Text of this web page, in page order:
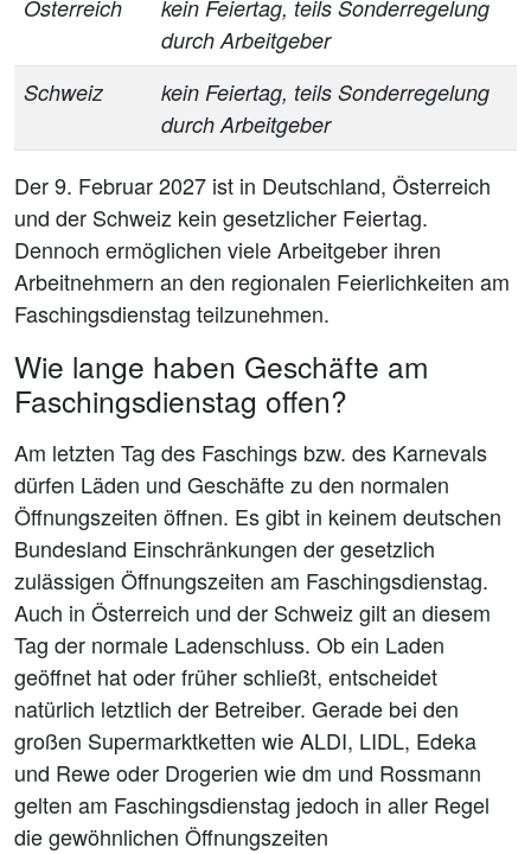
Österreich
kein Feiertag, teils Sonderregelung
durch Arbeitgeber
Schweiz
kein Feiertag, teils Sonderregelung
durch Arbeitgeber
Der 9. Februar 2027 ist in Deutschland, Österreich
und der Schweiz kein gesetzlicher Feiertag.
Dennoch ermöglichen viele Arbeitgeber ihren
Arbeitnehmern an den regionalen Feierlichkeiten am
Faschingsdienstag teilzunehmen.
Wie lange haben Geschäfte am
Faschingsdienstag offen?
Am letzten Tag des Faschings bzw. des Karnevals
dürfen Läden und Geschäfte zu den normalen
Öffnungszeiten öffnen. Es gibt in keinem deutschen
Bundesland Einschränkungen der gesetzlich
zulässigen Öffnungszeiten am Faschingsdienstag.
Auch in Österreich und der Schweiz gilt an diesem
Tag der normale Ladenschluss. Ob ein Laden
geöffnet hat oder früher schließt, entscheidet
natürlich letztlich der Betreiber. Gerade bei den
großen Supermarktketten wie ALDI, LIDL, Edeka
und Rewe oder Drogerien wie dm und Rossmann
gelten am Faschingsdienstag jedoch in aller Regel
die gewöhnlichen Öffnungszeiten